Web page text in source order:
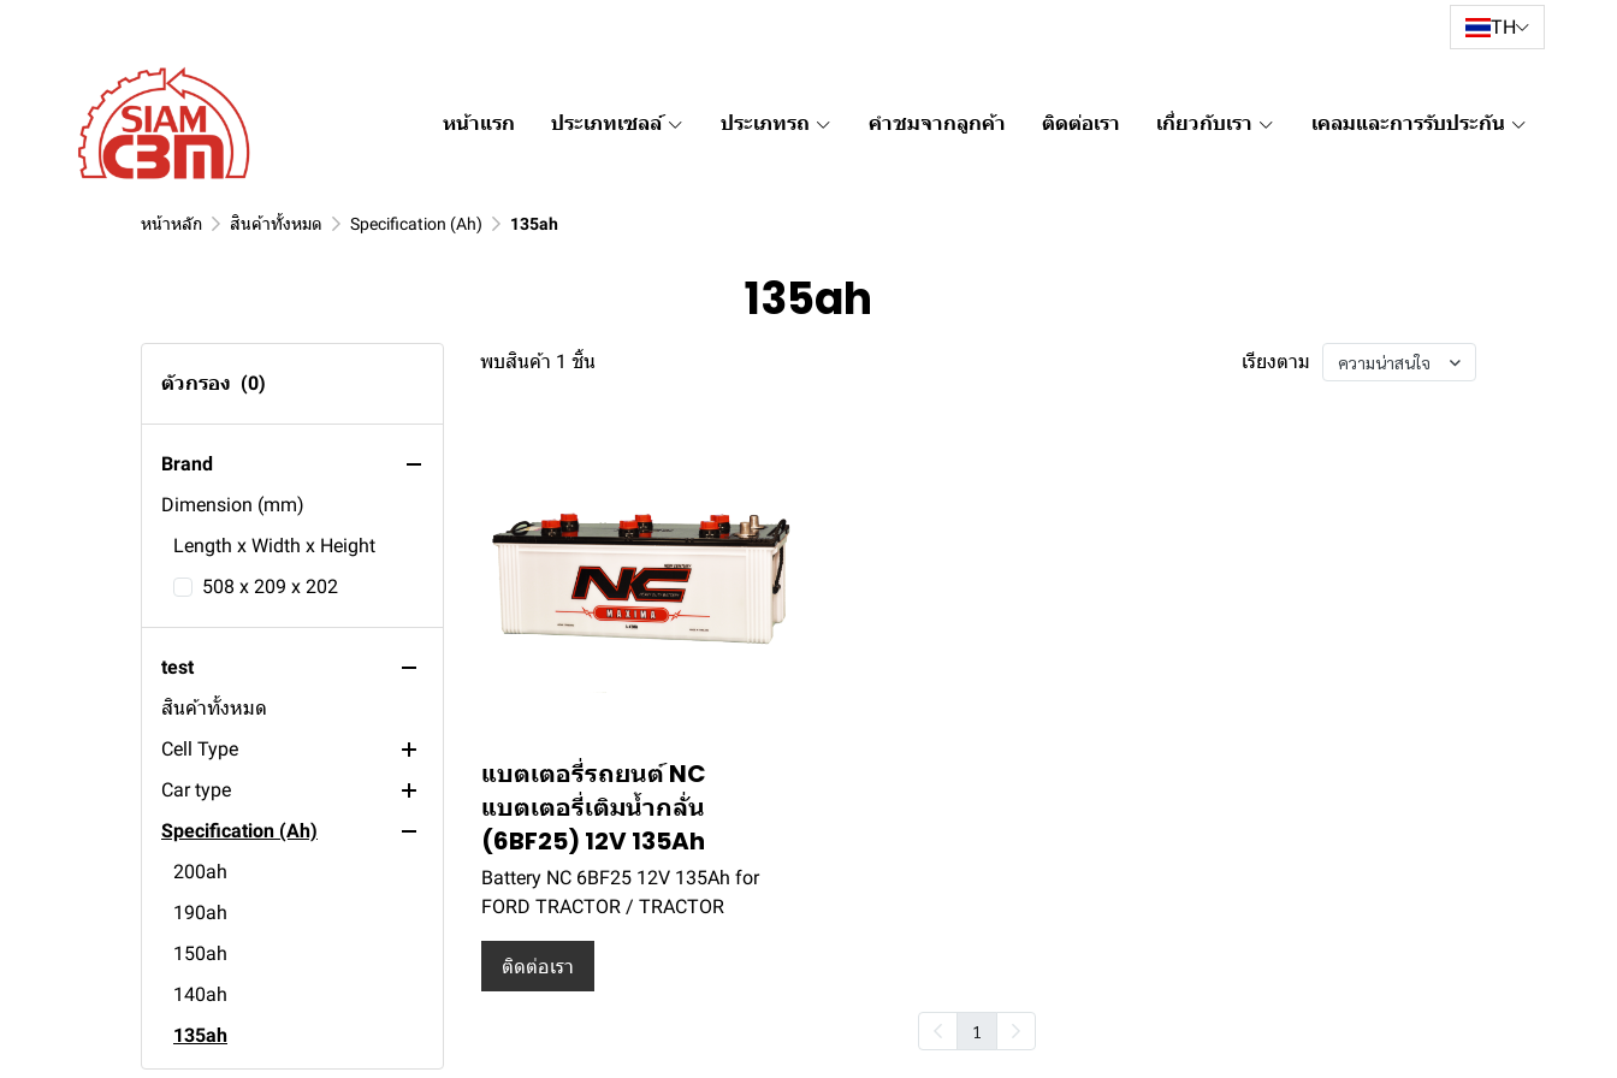
TH
หน้าแรก ประเภทเซลล์ ประเภทรถ คำชมจากลูกค้า ติดต่อเรา เกี่ยวกับเรา เคลมและการรับประกัน
หน้าหลัก สินค้าทั้งหมด Specification (Ah) 135ah
135ah
ตัวกรอง (0)
Brand
Dimension (mm)
Length x Width x Height
508 x 209 x 202
test
สินค้าทั้งหมด
Cell Type
maintenance Free
conventional
Car type
tractor
boat
truck
bus
passenger
Specification (Ah)
200ah
190ah
150ah
140ah
135ah
พบสินค้า 1 ชิ้น เรียงตาม ความน่าสนใจ
แบตเตอรี่รถยนต์ NC
แบตเตอรี่เติมน้ำกลั่น
(6BF25) 12V 135Ah
Battery NC 6BF25 12V 135Ah for
FORD TRACTOR / TRACTOR
ติดต่อเรา
1